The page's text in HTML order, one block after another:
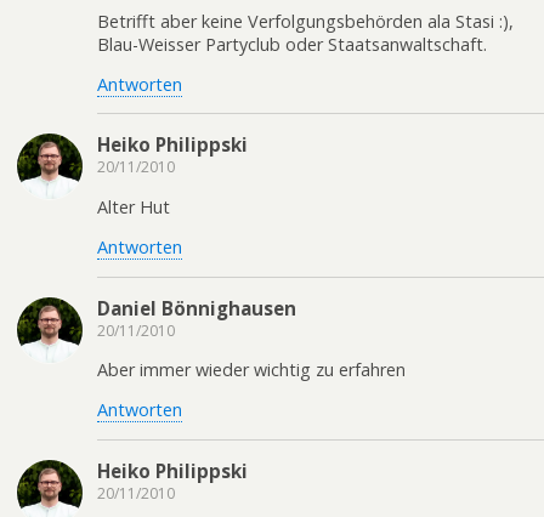
Betrifft aber keine Verfolgungsbehörden ala Stasi :),
Blau-Weisser Partyclub oder Staatsanwaltschaft.
Antworten
Heiko Philippski
20/11/2010
Alter Hut
Antworten
Daniel Bönnighausen
20/11/2010
Aber immer wieder wichtig zu erfahren
Antworten
Heiko Philippski
20/11/2010